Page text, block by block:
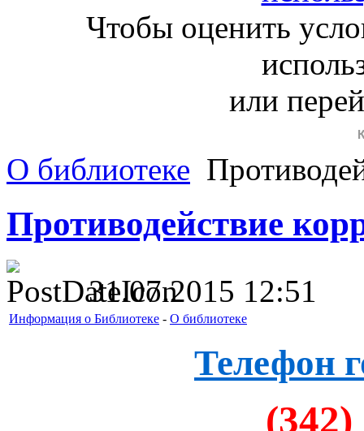
Чтобы оценить
или
О библиотеке
Противодействие
31.07.2015 12:51
Информация о Библиотеке - О библиотеке
Телефон
(342)